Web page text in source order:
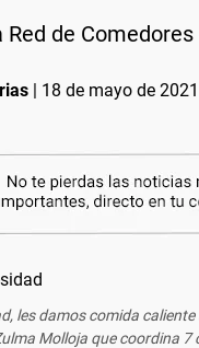
Red de
| 18 de mayo de
les damos comida
Molloja que coordina